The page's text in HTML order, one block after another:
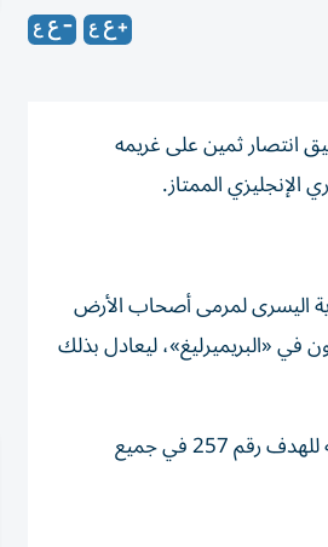
انتصار ثمين على غريمه
الدقيقة 29 بتسديدة متقنة سكنت الزاوية اليسرى لمرمى أصحاب الأرض
تاريخ مواجهاته ضد إيفرتون في «البريميرليغ»، ليعادل بذلك
ولم يتوقف تاريخ صلاح عند هذا الحد، بل عزز مكانه في قائمة الهدافين التاريخيين لنادي ليفربول، بوصوله للهدف رقم 257 في جميع